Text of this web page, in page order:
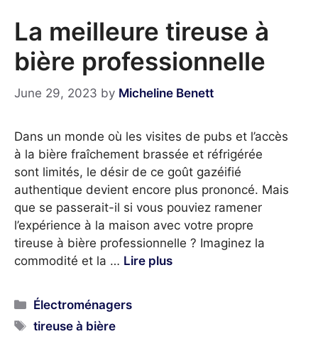
La meilleure tireuse à
bière professionnelle
June 29, 2023 by Micheline Benett
Dans un monde où les visites de pubs et l’accès
à la bière fraîchement brassée et réfrigérée
sont limités, le désir de ce goût gazéifié
authentique devient encore plus prononcé. Mais
que se passerait-il si vous pouviez ramener
l’expérience à la maison avec votre propre
tireuse à bière professionnelle ? Imaginez la
commodité et la … Lire plus
Categories
Électroménagers
Tags
tireuse à bière